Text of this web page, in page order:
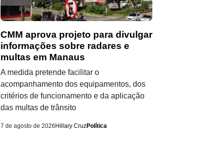
CMM aprova projeto para divulgar
informações sobre radares e
multas em Manaus
A medida pretende facilitar o
acompanhamento dos equipamentos, dos
critérios de funcionamento e da aplicação
das multas de trânsito
7 de agosto de 2026 Hillary CruzPolítica